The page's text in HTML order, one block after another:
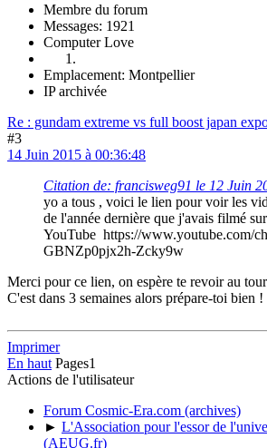
Membre du forum
Messages: 1921
Computer Love
Emplacement: Montpellier
IP archivée
Re : gundam extreme vs full boost japan
#3
14 Juin 2015 à 00:36:48
Citation de: francisweg91 le 12 Juin
yo a tous , voici le lien pour voir les
de l'année dernière que j'avais filmé
YouTube https://www.youtube.com/
GBNZp0pjx2h-Zcky9w
Merci pour ce lien, on espère te revoir au
C'est dans 3 semaines alors prépare-toi bien !
Imprimer
En haut Pages1
Actions de l'utilisateur
Forum Cosmic-Era.com (archives)
► L'Association pour l'essor de
(AEUG.fr)